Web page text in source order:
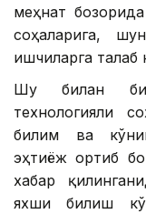
меҳнат
соҳаларига,
ишчиларга талаб
Шу билан
технологияли
билим ва
эҳтиёж ортиб
хабар
яхши билиш